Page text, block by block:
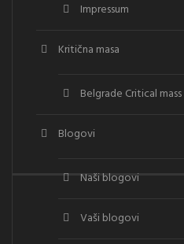
Impressum
Kritična masa
Belgrade Critical mass
Blogovi
Naši blogovi
Vaši blogovi